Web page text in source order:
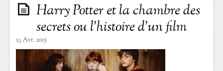
Harry Potter et la chambre des
secrets ou l’histoire d’un film
13 Avr. 2015